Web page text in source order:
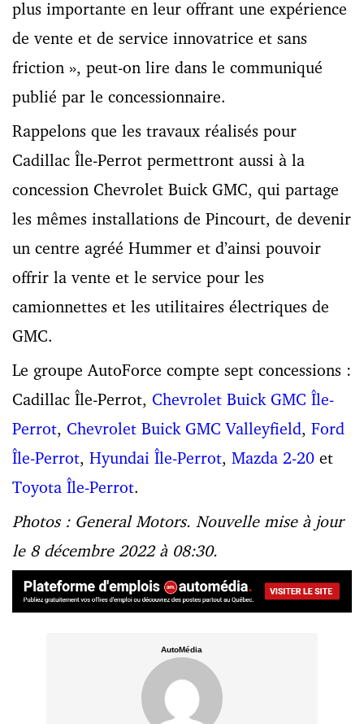
AutoMédia
plus importante en leur offrant une expérience
de vente et de service innovatrice et sans
friction », peut-on lire dans le communiqué
publié par le concessionnaire.
Rappelons que les travaux réalisés pour
Cadillac Île-Perrot permettront aussi à la
concession Chevrolet Buick GMC, qui partage
les mêmes installations de Pincourt, de devenir
un centre agréé Hummer et d’ainsi pouvoir
offrir la vente et le service pour les
camionnettes et les utilitaires électriques de
GMC.
Le groupe AutoForce compte sept concessions :
Cadillac Île-Perrot, Chevrolet Buick GMC Île-
Perrot, Chevrolet Buick GMC Valleyfield, Ford
Île-Perrot, Hyundai Île-Perrot, Mazda 2-20 et
Toyota Île-Perrot.
Photos : General Motors. Nouvelle mise à jour
le 8 décembre 2022 à 08:30.